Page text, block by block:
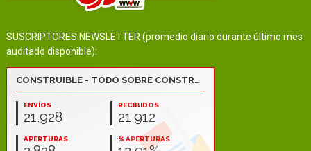
SUSCRIPTORES NEWSLETTER (promedio diario durante último mes
auditado disponible):